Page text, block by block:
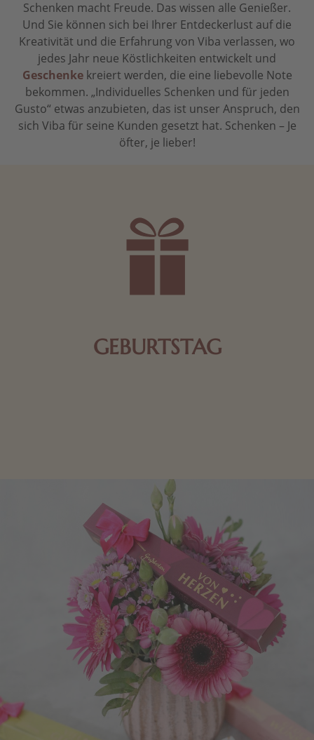
Schenken macht Freude. Das wissen alle Genießer.
Und Sie können sich bei Ihrer Entdeckerlust auf die
Kreativität und die Erfahrung von Viba verlassen, wo
jedes Jahr neue Köstlichkeiten entwickelt und
Geschenkekreiert werden, die eine liebevolle Note
bekommen. „Individuelles Schenken und für jeden
Gusto“ etwas anzubieten, das ist unser Anspruch, den
sich Viba für seine Kunden gesetzt hat. Schenken – Je
öfter, je lieber!
GEBURTSTAG